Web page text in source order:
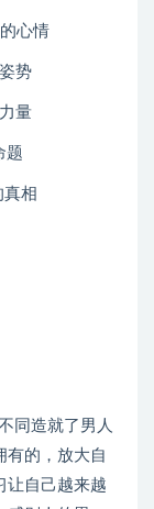
心情
势
量
题
相
同造就了男人
有的，放大自
让自己越来越